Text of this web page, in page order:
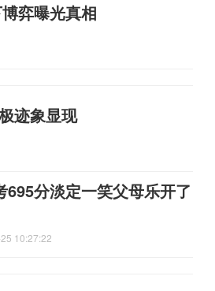
弈曝光真相
迹象显现
分淡定一笑父母乐开了
10:27:22